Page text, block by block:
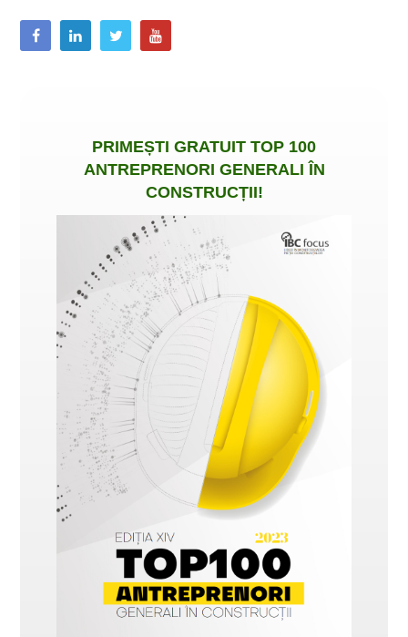
PRIMEȘTI GRATUIT TOP 100
ANTREPRENORI GENERALI ÎN
CONSTRUCȚII!